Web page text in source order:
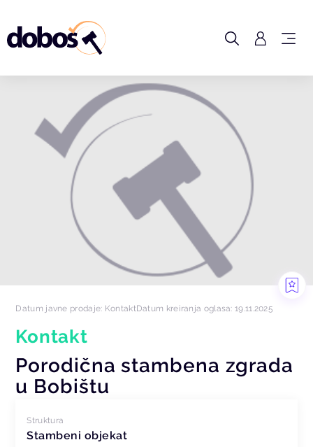
Datum javne prodaje: KontaktDatum kreiranja oglasa: 19.11.2025
Kontakt
Porodična stambena zgrada
u Bobištu
Struktura
Stambeni objekat